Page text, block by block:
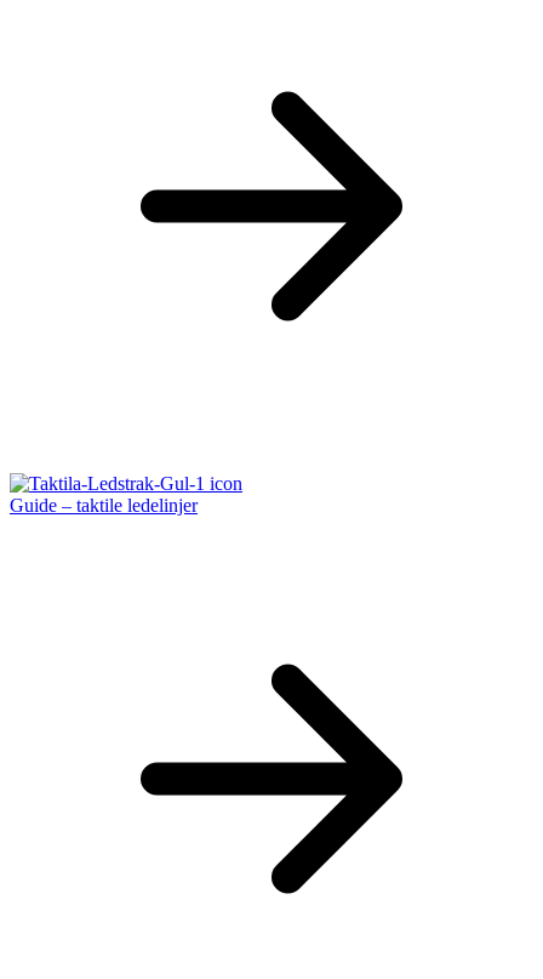
Guide – taktile ledelinjer